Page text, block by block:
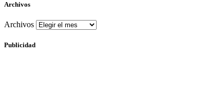
Archivos
Archivos
Publicidad